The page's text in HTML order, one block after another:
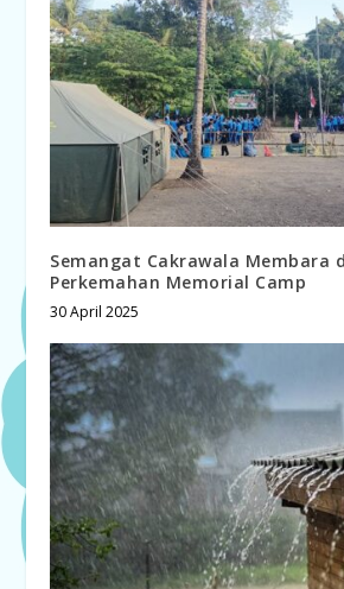
Semangat Cakrawala Membara
Perkemahan Memorial Camp
30 April 2025